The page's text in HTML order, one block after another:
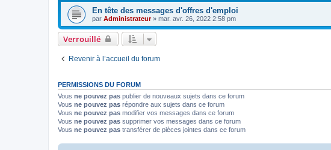
En tête des messages d'offres d'emploi
par Administrateur» mar. avr. 26, 2022 2:58 pm
Verrouillé
Revenir à l’accueil du forum
PERMISSIONS DU FORUM
Vous ne pouvez pas publier de nouveaux sujets dans ce forum
Vous ne pouvez pas répondre aux sujets dans ce forum
Vous ne pouvez pas modifier vos messages dans ce forum
Vous ne pouvez pas supprimer vos messages dans ce forum
Vous ne pouvez pas transférer de pièces jointes dans ce forum